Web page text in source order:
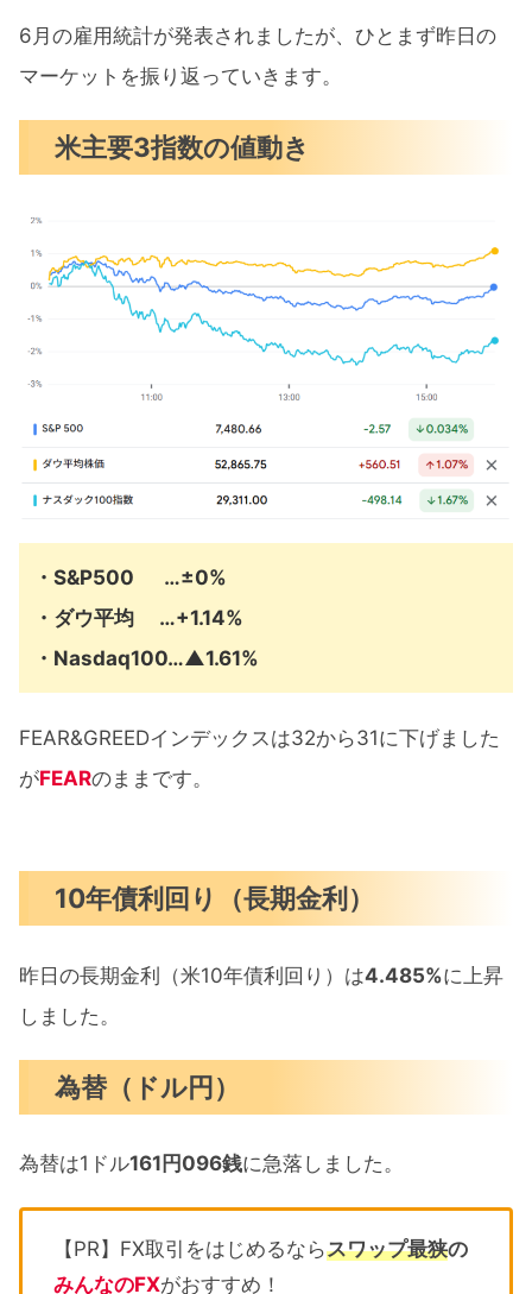
S&P500ヒートマップ
セクター別パフォーマンス
S&P500チャート分析
米国市場のトピックス
7月の注目イベントについて
まとめ
6月の雇用統計が発表されましたが、ひとまず昨日の
マーケットを振り返っていきます。
米主要3指数の値動き
・S&P500 …±0%
・ダウ平均 …+1.14%
・Nasdaq100…▲1.61%
FEAR&GREEDインデックスは32から31に下げました
がFEARのままです。
10年債利回り（長期金利）
昨日の長期金利（米10年債利回り）は4.485%に上昇
しました。
為替（ドル円）
為替は1ドル161円096銭に急落しました。
【PR】FX取引をはじめるならスワップ最狭の
みんなのFXがおすすめ！